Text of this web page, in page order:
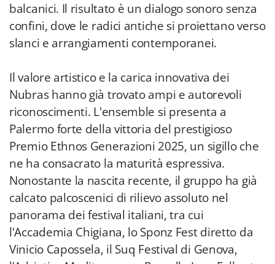
balcanici. Il risultato è un dialogo sonoro senza
confini, dove le radici antiche si proiettano verso
slanci e arrangiamenti contemporanei.
Il valore artistico e la carica innovativa dei
Nubras hanno già trovato ampi e autorevoli
riconoscimenti. L'ensemble si presenta a
Palermo forte della vittoria del prestigioso
Premio Ethnos Generazioni 2025, un sigillo che
ne ha consacrato la maturità espressiva.
Nonostante la nascita recente, il gruppo ha già
calcato palcoscenici di rilievo assoluto nel
panorama dei festival italiani, tra cui
l'Accademia Chigiana, lo Sponz Fest diretto da
Vinicio Capossela, il Suq Festival di Genova,